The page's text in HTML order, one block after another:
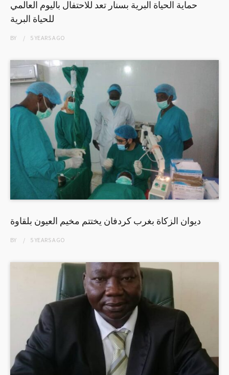
حماية الحياة البرية بسنار تعد للاحتفال باليوم العالمي
للحياة البرية
BY 5 YEARSAGO
ديوان الزكاة بغرب كردفان يختتم مخيم العيون بلقاوة
BY 5 YEARSAGO